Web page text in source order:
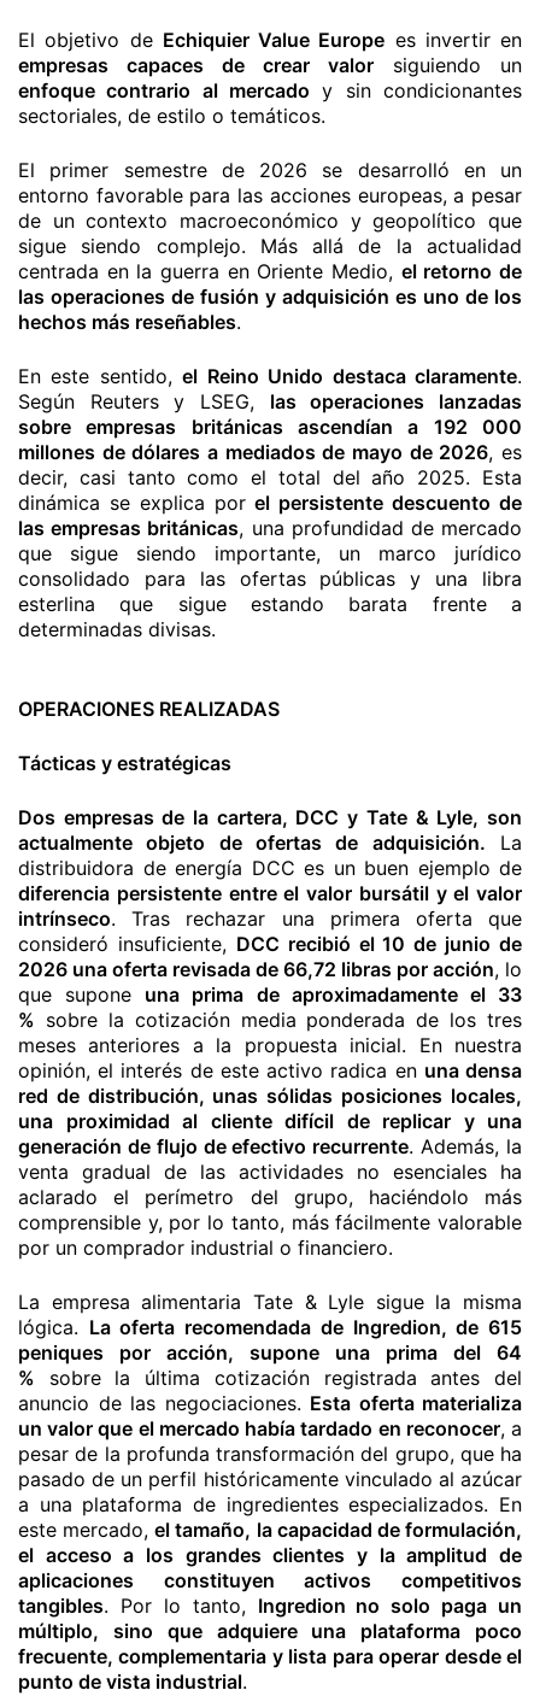
El objetivo de Echiquier Value Europe es invertir en
empresas capaces de crear valor siguiendo un
enfoque contrario al mercado y sin condicionantes
sectoriales, de estilo o temáticos.
El primer semestre de 2026 se desarrolló en un
entorno favorable para las acciones europeas, a pesar
de un contexto macroeconómico y geopolítico que
sigue siendo complejo. Más allá de la actualidad
centrada en la guerra en Oriente Medio, el retorno de
las operaciones de fusión y adquisición es uno de los
hechos más reseñables.
En este sentido,el Reino Unido destaca claramente.
Según Reuters y LSEG, las operaciones lanzadas
sobre empresas británicas ascendían a 192 000
millones de dólares a mediados de mayo de 2026, es
decir, casi tanto como el total del año 2025. Esta
dinámica se explica porel persistente descuento de
las empresas británicas, una profundidad de mercado
que sigue siendo importante, un marco jurídico
consolidado para las ofertas públicas y una libra
esterlina que sigue estando barata frente a
determinadas divisas.
OPERACIONES REALIZADAS
Tácticas y estratégicas
Dos empresas de la cartera, DCC y Tate & Lyle, son
actualmente objeto de ofertas de adquisición. La
distribuidora de energía DCC es un buen ejemplo de
diferencia persistente entre el valor bursátil y el valor
intrínseco. Tras rechazar una primera oferta que
consideró insuficiente, DCC recibió el 10 de junio de
2026 una oferta revisada de 66,72 libras por acción, lo
que supone una prima de aproximadamente el 33
% sobre la cotización media ponderada de los tres
meses anteriores a la propuesta inicial. En nuestra
opinión, el interés de este activo radica en una densa
red de distribución, unas sólidas posiciones locales,
una proximidad al cliente difícil de replicar y una
generación de flujo de efectivo recurrente. Además, la
venta gradual de las actividades no esenciales ha
aclarado el perímetro del grupo, haciéndolo más
comprensible y, por lo tanto, más fácilmente valorable
por un comprador industrial o financiero.
La empresa alimentaria Tate & Lyle sigue la misma
lógica. La oferta recomendada de Ingredion, de 615
peniques por acción, supone una prima del 64
% sobre la última cotización registrada antes del
anuncio de las negociaciones. Esta oferta materializa
un valor que el mercado había tardado en reconocer, a
pesar de la profunda transformación del grupo, que ha
pasado de un perfil históricamente vinculado al azúcar
a una plataforma de ingredientes especializados. En
este mercado,el tamaño, la capacidad de formulación,
el acceso a los grandes clientes y la amplitud de
aplicaciones constituyen activos competitivos
tangibles. Por lo tanto, Ingredion no solo paga un
múltiplo, sino que adquiere una plataforma poco
frecuente, complementaria y lista para operar desde el
punto de vista industrial.